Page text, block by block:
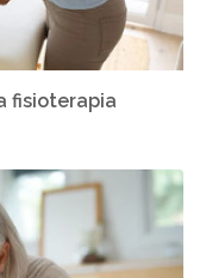
fisioterapia